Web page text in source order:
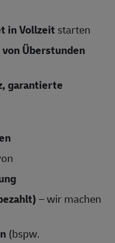
in Vollzeit starten
Überstunden
garantierte
– wir machen
(bspw.